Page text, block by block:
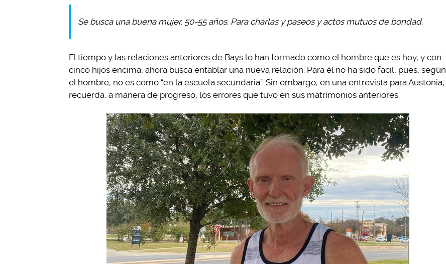
Se busca una buena mujer. 50-55 años. Para charlas y paseos y actos mutuos de bondad.
El tiempo y las relaciones anteriores de Bays lo han formado como el hombre que es hoy, y con
cinco hijos encima, ahora busca entablar una nueva relación. Para él no ha sido fácil, pues, según
el hombre, no es como “en la escuela secundaria”. Sin embargo, en una entrevista para Austonia,
recuerda, a manera de progreso, los errores que tuvo en sus matrimonios anteriores.